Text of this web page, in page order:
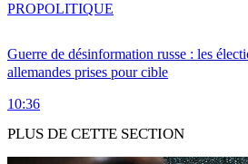
Guerre de désinformation russe : les
allemandes prises pour cible
10:36
PROPOLITIQUE
PLUS DE CETTE SECTION